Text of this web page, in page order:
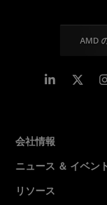
AMD
Linkedin
会社情報
AMD について
企業責任
ニュース ＆ イベン
ニュースルーム
リソース